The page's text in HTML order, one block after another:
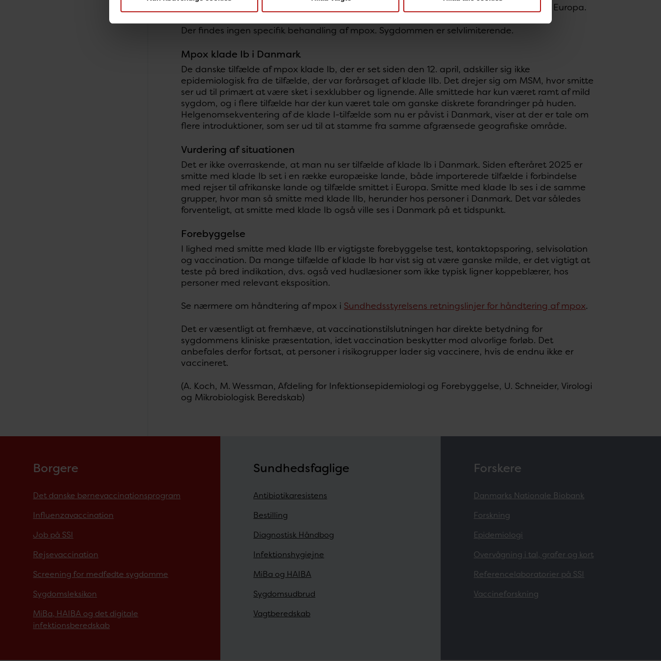
symptomer eller sværhedsgrad mellem smitte med klade Ib og klade IIb hos smittede i Europa.
Der findes ingen specifik behandling af mpox. Sygdommen er selvlimiterende.
Mpox klade Ib i Danmark
De danske tilfælde af mpox klade Ib, der er set siden den 12. april, adskiller sig ikke
epidemiologisk fra de tilfælde, der var forårsaget af klade IIb. Det drejer sig om MSM, hvor smitte
ser ud til primært at være sket i sexklubber og lignende. Alle smittede har kun været ramt af mild
sygdom, og i flere tilfælde har der kun været tale om ganske diskrete forandringer på huden.
Helgenomsekventering af de klade I-tilfælde som nu er påvist i Danmark, viser at der er tale om
flere introduktioner, som ser ud til at stamme fra samme afgrænsede geografiske område.
Vurdering af situationen
Det er ikke overraskende, at man nu ser tilfælde af klade Ib i Danmark. Siden efteråret 2025 er
smitte med klade Ib set i en række europæiske lande, både importerede tilfælde i forbindelse
med rejser til afrikanske lande og tilfælde smittet i Europa. Smitte med klade Ib ses i de samme
grupper, hvor man så smitte med klade IIb, herunder hos personer i Danmark. Det var således
forventeligt, at smitte med klade Ib også ville ses i Danmark på et tidspunkt.
Forebyggelse
I lighed med smitte med klade IIb er vigtigste forebyggelse test, kontaktopsporing, selvisolation
og vaccination. Da mange tilfælde af klade Ib har vist sig at være ganske milde, er det vigtigt at
teste på bred indikation, dvs. også ved hudlæsioner som ikke typisk ligner koppeblærer, hos
personer med relevant eksposition.
Se nærmere om håndtering af mpox i Sundhedsstyrelsens retningslinjer for håndtering af mpox.
Det er væsentligt at fremhæve, at vaccinationstilslutningen har direkte betydning for
sygdommens kliniske præsentation, idet vaccination beskytter mod alvorlige forløb. Det
anbefales derfor fortsat, at personer i risikogrupper lader sig vaccinere, hvis de endnu ikke er
vaccineret.
(A. Koch, M. Wessman, Afdeling for Infektionsepidemiologi og Forebyggelse, U. Schneider, Virologi
og Mikrobiologisk Beredskab)
Borgere
Det danske børnevaccinationsprogram
Influenzavaccination
Job på SSI
Rejsevaccination
Screening for medfødte sygdomme
Sygdomsleksikon
MiBa, HAIBA og det digitale
infektionsberedskab
Sundhedsfaglige
Antibiotikaresistens
Bestilling
Diagnostisk Håndbog
Infektionshygiejne
MiBa og HAIBA
Sygdomsudbrud
Vagtberedskab
Forskere
Danmarks Nationale Biobank
Forskning
Epidemiologi
Overvågning i tal, grafer og kort
Referencelaboratorier på SSI
Vaccineforskning